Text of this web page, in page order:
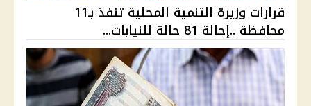
قرارات وزيرة التنمية المحلية تنفذ بـ11
محافظة ..إحالة 81 حالة للنيابات...